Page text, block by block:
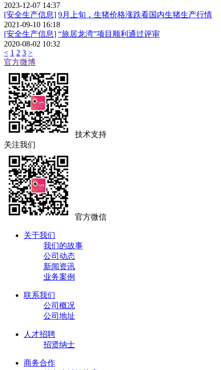
2023-12-07 14:37
[安全生产信息] 9月上旬，生猪价格涨跌看国内生猪生产行情
2021-09-10 16:18
[安全生产信息] “旅居龙湾”项目顺利通过评审
2020-08-02 10:32
< 1 2 3 >
官方微博
技术支持
关注我们
官方微信
关于我们
我们的故事
公司动态
新闻资讯
业务案例
联系我们
公司概况
公司地址
人才招聘
招贤纳士
商务合作